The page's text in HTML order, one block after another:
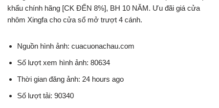
khẩu chính hãng [CK ĐẾN 8%], BH 10 NĂM. Ưu đãi giá cửa
nhôm Xingfa cho cửa sổ mở trượt 4 cánh.
Nguồn hình ảnh: cuacuonachau.com
Số lượt xem hình ảnh: 80634
Thời gian đăng ảnh: 24 hours ago
Số lượt tải: 90340